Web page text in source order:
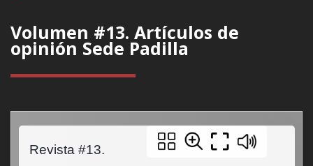
Volumen #13. Artículos de
opinión Sede Padilla